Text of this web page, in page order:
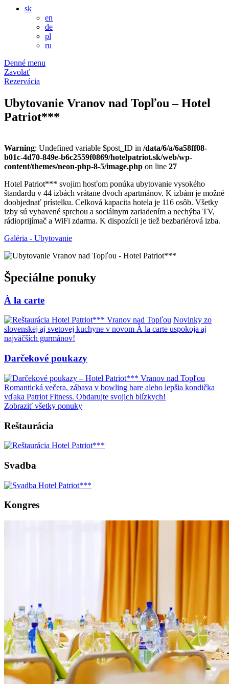
sk
en
de
pl
ru
Denné menu
Zavolať
Rezervácia
Ubytovanie Vranov nad Topľou – Hotel
Patriot***
Warning: Undefined variable $post_ID in /data/6/a/6a58ff08-
b01c-4d70-849e-b6c2559f0869/hotelpatriot.sk/web/wp-
content/themes/neon-php-8-5/image.php on line 27
Hotel Patriot*** svojim hosťom ponúka ubytovanie vysokého
štandardu v 44 izbách vrátane dvoch apartmánov. K izbám je možné
doobjednať prístelku. Celková kapacita hotela je 116 osôb. Všetky
izby sú vybavené sprchou a sociálnym zariadením a nechýba TV,
rádioprijímač a WiFi zdarma. K dispozícii je tiež bezbariérová izba.
Galéria - Ubytovanie
Špeciálne ponuky
À la carte
Novinky zo
slovenskej aj svetovej kuchyne v novom À la carte uspokoja aj
najväčších gurmánov!
Darčekové poukazy
Romantická večera, zábava v bowling bare alebo lepšia kondička
vďaka Patriot Fitness. Obdarujte svojich blízkych!
Zobraziť všetky ponuky
Reštaurácia
Svadba
Kongres